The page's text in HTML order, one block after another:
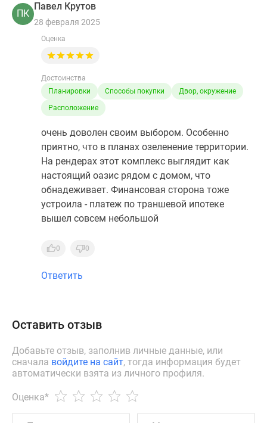
ПК
Павел Крутов
28 февраля 2025
Оценка
Достоинства
Планировки
Способы покупки
Двор, окружение
Расположение
очень доволен своим выбором. Особенно
приятно, что в планах озеленение территории.
На рендерах этот комплекс выглядит как
настоящий оазис рядом с домом, что
обнадеживает. Финансовая сторона тоже
устроила - платеж по траншевой ипотеке
вышел совсем небольшой
0 0
Ответить
Оставить отзыв
Добавьте отзыв, заполнив личные данные, или
сначала войдите на сайт, тогда информация будет
автоматически взята из личного профиля.
Оценка*